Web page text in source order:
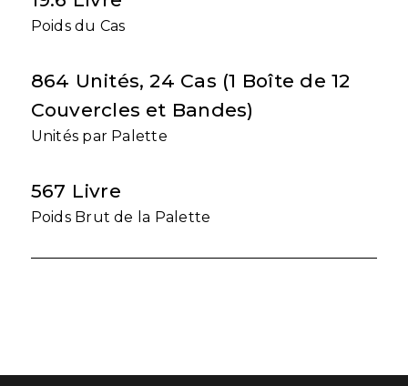
Poids du Cas
864 Unités, 24 Cas (1 Boîte de 12
Couvercles et Bandes)
Unités par Palette
567 Livre
Poids Brut de la Palette